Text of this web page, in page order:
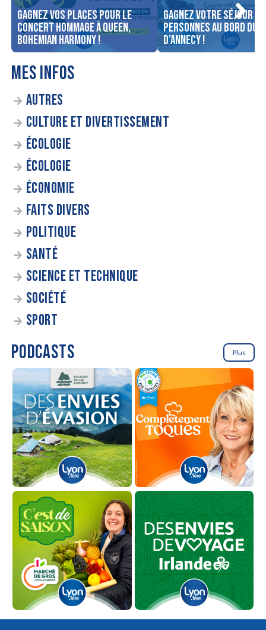
Gagnez vos places pour le
concert Hommage à Queen,
Bohemian Harmony !
Gagnez votre séjour
personnes au bord du
d’Annecy !
MES INFOS
AUTRES
CULTURE ET DIVERTISSEMENT
ÉCOLOGIE
ÉCOLOGIE
ÉCONOMIE
FAITS DIVERS
POLITIQUE
SANTÉ
SCIENCE ET TECHNIQUE
SOCIÉTÉ
SPORT
PODCASTS Plus